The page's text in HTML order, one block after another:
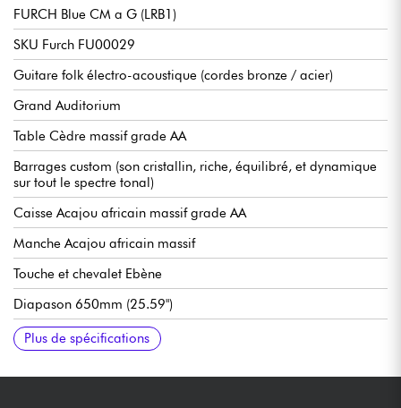
FURCH Blue CM a G (LRB1)
SKU Furch FU00029
Guitare folk électro-acoustique (cordes bronze / acier)
Grand Auditorium
Table Cèdre massif grade AA
Barrages custom (son cristallin, riche, équilibré, et dynamique
sur tout le spectre tonal)
Caisse Acajou africain massif grade AA
Manche Acajou africain massif
Touche et chevalet Ebène
Diapason 650mm (25.59")
Radius 400 mm
Largeur au sillet 45 mm
Espacement des cordes au chevalet 55 mm
Préampli LR Baggs EAS-VTC (mollettes de volume et tonalité
dans la rosace)
Mécaniques Furch Machine Chrome gear ratio 1:18
Sillet Graphtech TUSQ compensés
Tige de réglage manche double sens CNR System
Vendue avec housse Furch High-protection Gigbag
Tirant(s) de cordes recommandés : 12.53
Plus de spécifications